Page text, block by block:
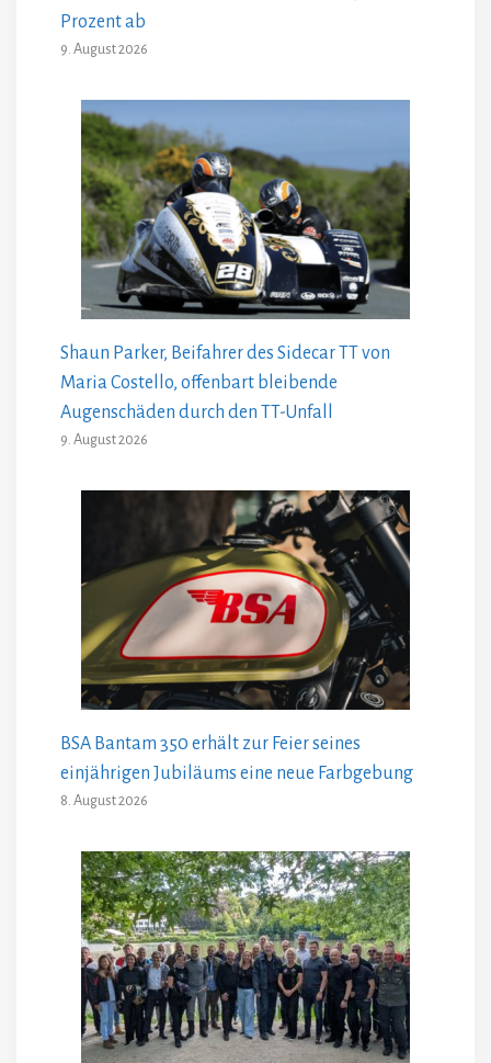
Prozent ab
9. August 2026
Shaun Parker, Beifahrer des Sidecar TT von
Maria Costello, offenbart bleibende
Augenschäden durch den TT-Unfall
9. August 2026
BSA Bantam 350 erhält zur Feier seines
einjährigen Jubiläums eine neue Farbgebung
8. August 2026